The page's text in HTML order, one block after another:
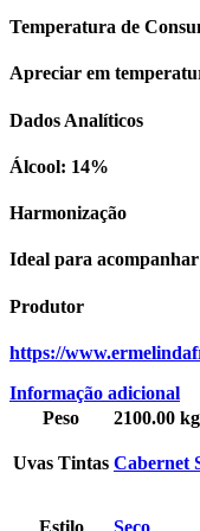
Temperatura de
Apreciar em
Dados Analíticos
Álcool: 14%
Harmonização
Ideal para acompanhar
Produtor
https://
Informação adicional
Peso
2100.00 kg
Uvas Tintas Cabernet
Estilo Seco